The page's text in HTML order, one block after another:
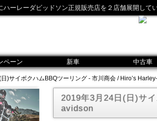
ーレーダビッドソン正規販売店を２店舗展開してい
ペーン 新車 中古車
)サイボクハムBBQツーリング - 市川商会 / Hiro’s
2019年3月24日(日)サ
avidson